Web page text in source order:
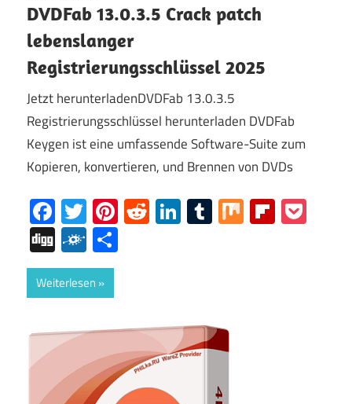
DVDFab 13.0.3.5 Crack patch
lebenslanger
Registrierungsschlüssel 2025
Jetzt herunterladenDVDFab 13.0.3.5
Registrierungsschlüssel herunterladen DVDFab
Keygen ist eine umfassende Software-Suite zum
Kopieren, konvertieren, und Brennen von DVDs
Facebook
Twitter
Pinterest
RedditLinkedIn
Tumblr
Mix
DiggFolkd
Weiterlesen